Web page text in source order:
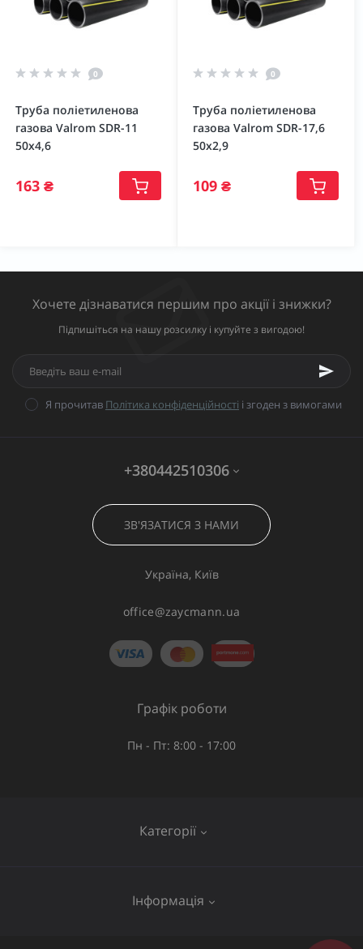
0
Труба поліетиленова
газова Valrom SDR-11
50х4,6
163 ₴
0
Труба поліетиленова
газова Valrom SDR-17,6
50х2,9
109 ₴
Хочете дізнаватися першим про акції і знижки?
Підпишіться на нашу розсилку і купуйте з вигодою!
Я прочитав Політика конфіденційності і згоден з вимогами
+380442510306
ЗВ'ЯЗАТИСЯ З НАМИ
Україна, Київ
office@zaycmann.ua
Категорії
Інформація
Графік роботи
Пн - Пт: 8:00 - 17:00